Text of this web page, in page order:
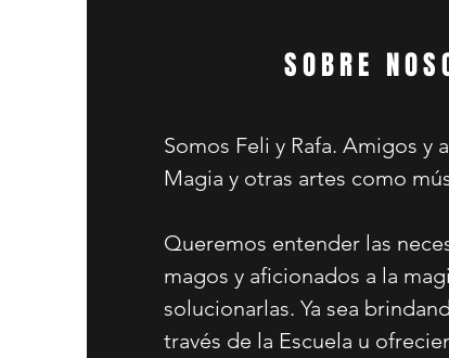
SOBRE
Somos Feli y Rafa. Amigos y
Magia y otras artes como
Queremos entender las
magos y aficionados a la
solucionarlas. Ya sea
través de la Escuela u